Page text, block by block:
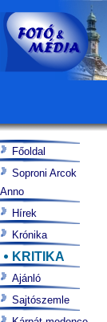
Főoldal
Soproni Arcok
Anno
Hírek
Krónika
KRITIKA
Ajánló
Sajtószemle